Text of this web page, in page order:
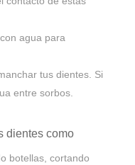
agua para
tus dientes. Si
entre sorbos.
dientes como
botellas, cortando